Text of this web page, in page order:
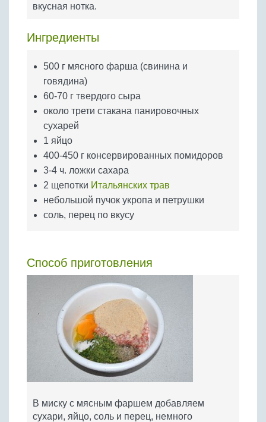
Бобовые
Крупы
вкусная нотка.
Ингредиенты
500 г мясного фарша (свинина и
говядина)
60-70 г твердого сыра
около трети стакана панировочных
сухарей
1 яйцо
400-450 г консервированных помидоров
3-4 ч. ложки сахара
2 щепотки Итальянских трав
небольшой пучок укропа и петрушки
соль, перец по вкусу
Способ приготовления
В миску с мясным фаршем добавляем
сухари, яйцо, соль и перец, немного